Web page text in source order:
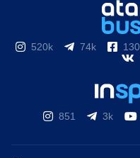
520k 74k
851 3k